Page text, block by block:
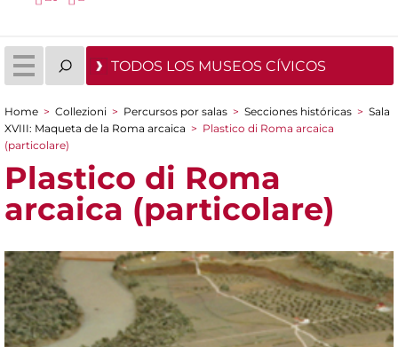
TODOS LOS MUSEOS CÍVICOS
You are here
Home > Collezioni > Percursos por salas > Secciones históricas > Sala
XVIII: Maqueta de la Roma arcaica > Plastico di Roma arcaica
(particolare)
Plastico di Roma
arcaica (particolare)